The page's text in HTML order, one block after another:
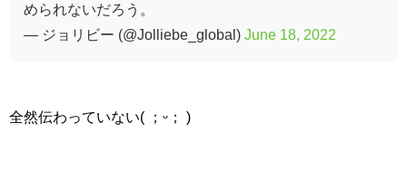
められないだろう。
— ジョリビー (@Jolliebe_global) June 18, 2022
全然伝わっていない( ；ᵕ； )